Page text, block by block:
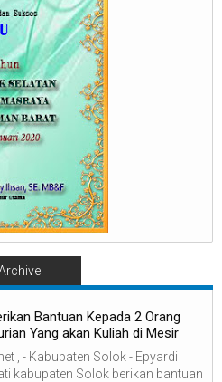
Bantuan Kepada 2 Orang
Yang akan Kuliah di Mesir
, - Kabupaten Solok - Epyardi
kabupaten Solok berikan bantuan